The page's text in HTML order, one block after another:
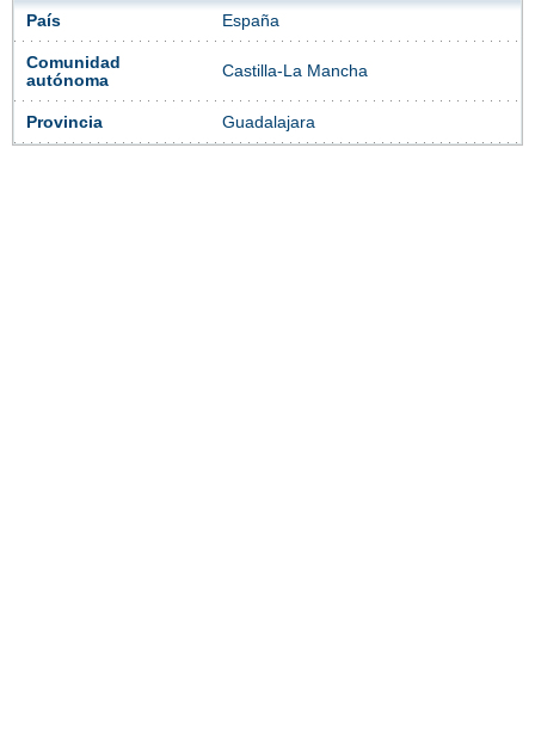
País España
Comunidad
autónoma
Castilla-La Mancha
Provincia Guadalajara